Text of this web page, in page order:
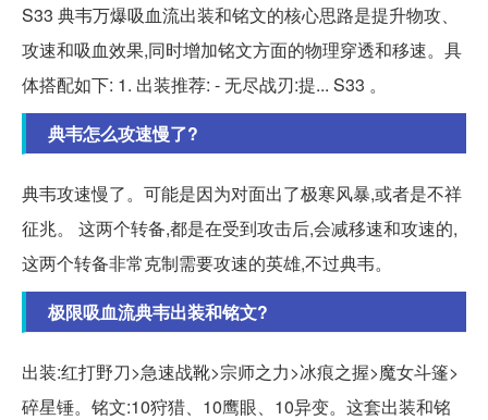
S33 典韦万爆吸血流出装和铭文的核心思路是提升物攻、
攻速和吸血效果,同时增加铭文方面的物理穿透和移速。具
体搭配如下: 1. 出装推荐: - 无尽战刃:提... S33 。
典韦怎么攻速慢了?
典韦攻速慢了。可能是因为对面出了极寒风暴,或者是不祥
征兆。 这两个转备,都是在受到攻击后,会减移速和攻速的,
这两个转备非常克制需要攻速的英雄,不过典韦。
极限吸血流典韦出装和铭文?
出装:红打野刀>急速战靴>宗师之力>冰痕之握>魔女斗篷>
碎星锤。铭文:10狩猎、10鹰眼、10异变。这套出装和铭